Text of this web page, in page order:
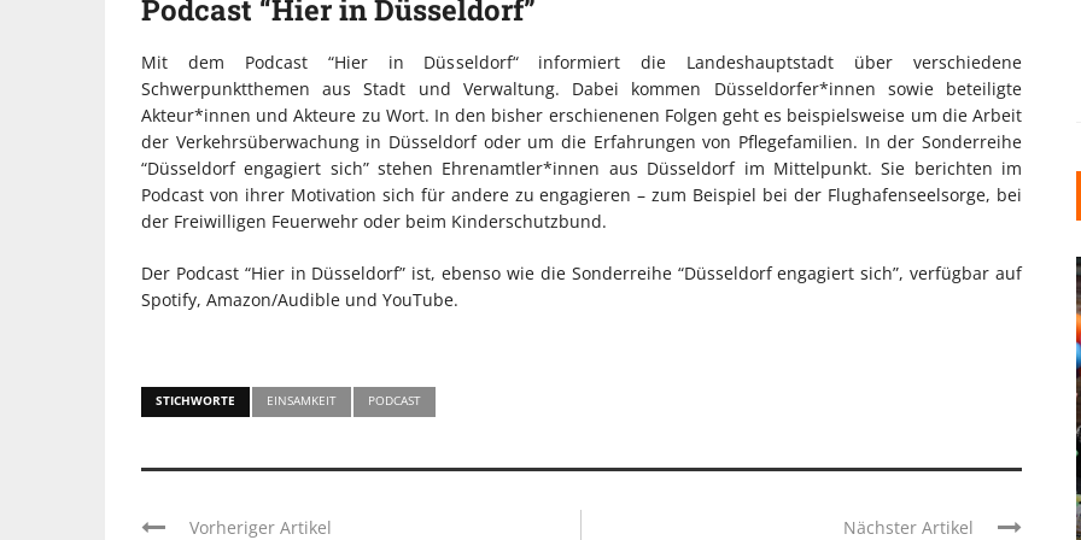
Podcast “Hier in Düsseldorf”
Mit dem Podcast “Hier in Düsseldorf“ informiert die Landeshauptstadt über verschiedene
Schwerpunktthemen aus Stadt und Verwaltung. Dabei kommen Düsseldorfer*innen sowie beteiligte
Akteur*innen und Akteure zu Wort. In den bisher erschienenen Folgen geht es beispielsweise um die Arbeit
der Verkehrsüberwachung in Düsseldorf oder um die Erfahrungen von Pflegefamilien. In der Sonderreihe
“Düsseldorf engagiert sich” stehen Ehrenamtler*innen aus Düsseldorf im Mittelpunkt. Sie berichten im
Podcast von ihrer Motivation sich für andere zu engagieren – zum Beispiel bei der Flughafenseelsorge, bei
der Freiwilligen Feuerwehr oder beim Kinderschutzbund.
Der Podcast “Hier in Düsseldorf” ist, ebenso wie die Sonderreihe “Düsseldorf engagiert sich”, verfügbar auf
Spotify, Amazon/Audible und YouTube.
STICHWORTE EINSAMKEIT PODCAST
Vorheriger Artikel Nächster Artikel
KUNSTSTOFFFENSTER DEN
EINFAMILIENHAUS